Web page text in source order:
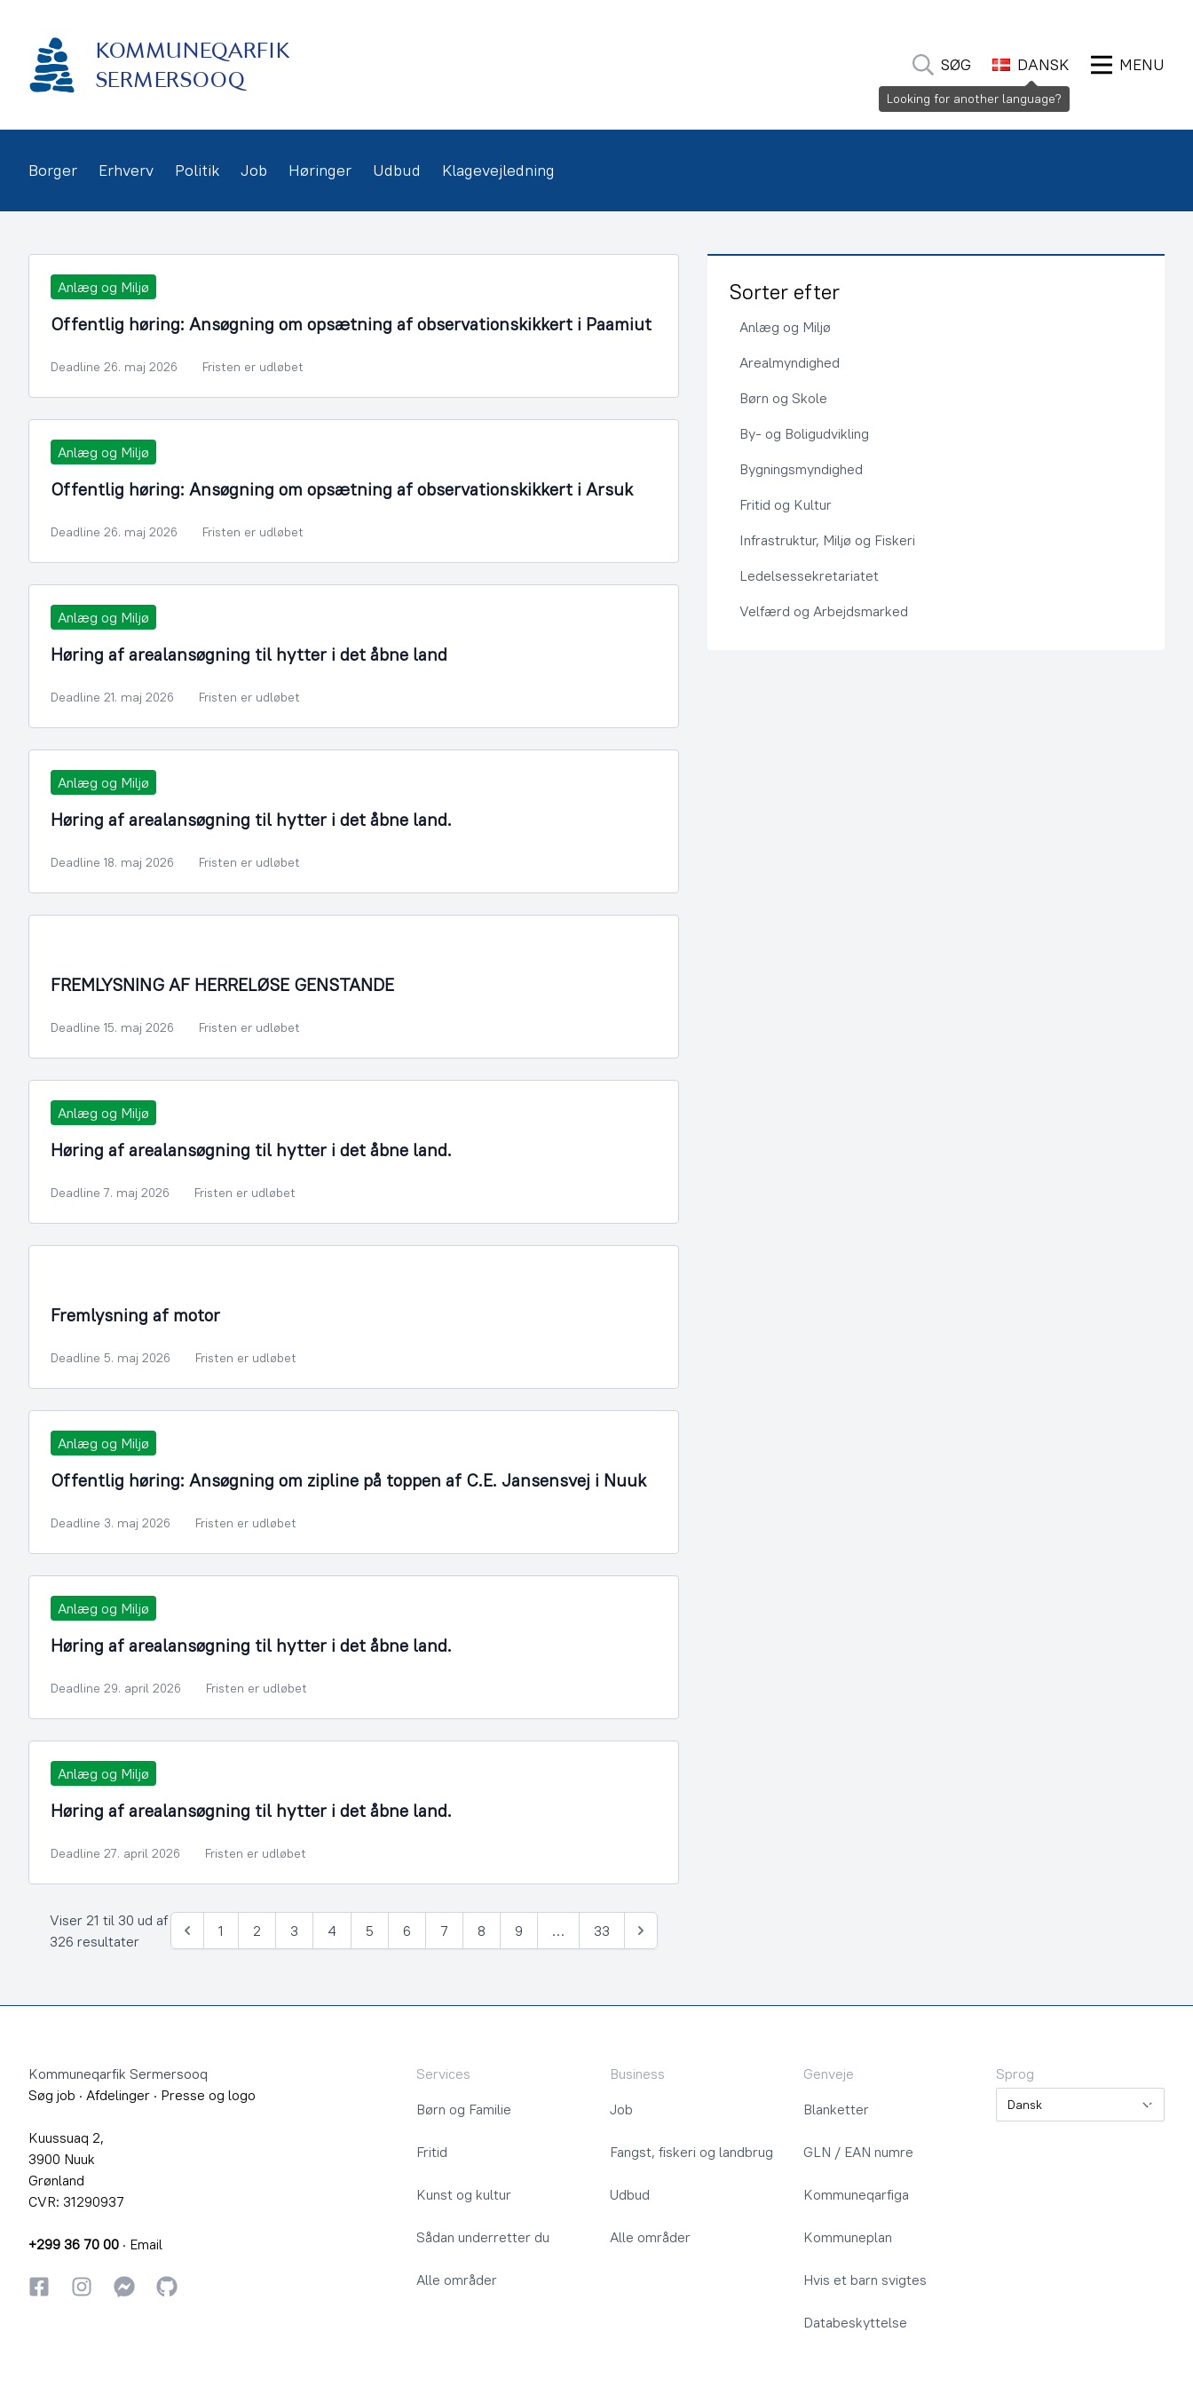
indhold
KOMMUNEQARFIK
SERMERSOOQ
SØG DANSK MENU
Borger Erhverv Politik Job Høringer Udbud Klagevejledning
Anlæg og Miljø
Offentlig høring: Ansøgning om opsætning af observationskikkert i Paamiut
Deadline 26. maj 2026 Fristen er udløbet
Anlæg og Miljø
Offentlig høring: Ansøgning om opsætning af observationskikkert i Arsuk
Deadline 26. maj 2026 Fristen er udløbet
Anlæg og Miljø
Høring af arealansøgning til hytter i det åbne land
Deadline 21. maj 2026 Fristen er udløbet
Anlæg og Miljø
Høring af arealansøgning til hytter i det åbne land.
Deadline 18. maj 2026 Fristen er udløbet
FREMLYSNING AF HERRELØSE GENSTANDE
Deadline 15. maj 2026 Fristen er udløbet
Anlæg og Miljø
Høring af arealansøgning til hytter i det åbne land.
Deadline 7. maj 2026 Fristen er udløbet
Fremlysning af motor
Deadline 5. maj 2026 Fristen er udløbet
Anlæg og Miljø
Offentlig høring: Ansøgning om zipline på toppen af C.E. Jansensvej i Nuuk
Deadline 3. maj 2026 Fristen er udløbet
Anlæg og Miljø
Høring af arealansøgning til hytter i det åbne land.
Deadline 29. april 2026 Fristen er udløbet
Anlæg og Miljø
Høring af arealansøgning til hytter i det åbne land.
Deadline 27. april 2026 Fristen er udløbet
Viser 21 til 30 ud af
326 resultater
Forrige
1 2 3 4 5 6 7 8 9 … 33
Næste
Sorter efter
Anlæg og Miljø
Arealmyndighed
Børn og Skole
By- og Boligudvikling
Bygningsmyndighed
Fritid og Kultur
Infrastruktur, Miljø og Fiskeri
Ledelsessekretariatet
Velfærd og Arbejdsmarked
Kommuneqarfik Sermersooq
Søg job · Afdelinger · Presse og logo
Kuussuaq 2,
3900 Nuuk
Grønland
CVR: 31290937
+299 36 70 00 · Email
FacebookInstagramInstagram
GitHub
Services
Børn og Familie
Fritid
Kunst og kultur
Sådan underretter du
Alle områder
Business
Job
Fangst, fiskeri og landbrug
Udbud
Alle områder
Genveje
Blanketter
GLN / EAN numre
Kommuneqarfiga
Kommuneplan
Hvis et barn svigtes
Databeskyttelse
Sprog
Sprog
Looking for another language?